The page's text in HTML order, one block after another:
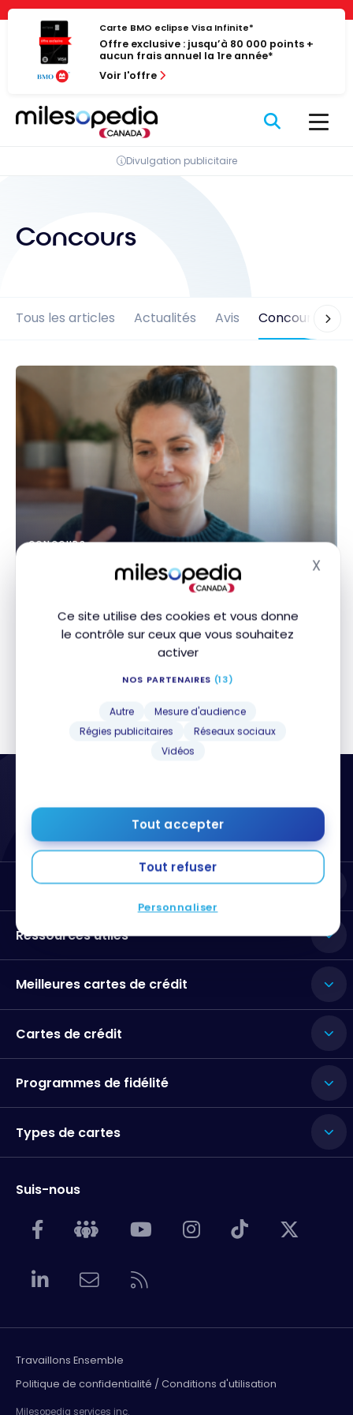
Panneau de gestion des cookies
Ce site utilise des cookies et vous donne
le contrôle sur ceux que vous souhaitez
activer
NOS PARTENAIRES (13)
Autre
Mesure d'audience
Régies publicitaires
Réseaux sociaux
Vidéos
Tout accepter
Tout refuser
Personnaliser
X
Passer
contenu
Carte BMO eclipse Visa Infinite*
Offre exclusive : jusqu’à 80 000 points +
aucun frais annuel la 1re année*
Voir l'offre
Divulgation publicitaire
Concours
Tous les articles Actualités Avis Concours
Concours en cours : à gagner avec les banques et
CONCOURS
Concours en cours : à gagner avec
les banques et programmes
3 juillet 2026
Milesopedia
Ressources utiles
Meilleures cartes de crédit
Cartes de crédit
Programmes de fidélité
Types de cartes
Suis-nous
Travaillons Ensemble
Politique de confidentialité / Conditions d'utilisation
Milesopedia services inc.